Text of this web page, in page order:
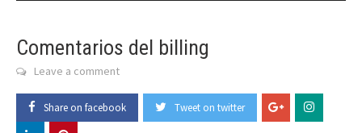
Comentarios del billing
Leave a comment
Share on facebook Tweet on twitter